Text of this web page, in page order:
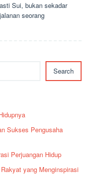
Sui, bukan sekadar
seorang
Search
Sukses Pengusaha
Perjuangan Hidup
yang Menginspirasi